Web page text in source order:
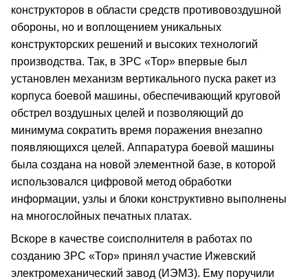
конструкторов в области средств противовоздушной
обороны, но и воплощением уникальных
конструкторских решений и высоких технологий
производства. Так, в ЗРС «Тор» впервые был
установлен механизм вертикального пуска ракет из
корпуса боевой машины, обеспечивающий круговой
обстрел воздушных целей и позволяющий до
минимума сократить время поражения внезапно
появляющихся целей. Аппаратура боевой машины
была создана на новой элементной базе, в которой
использовался цифровой метод обработки
информации, узлы и блоки конструктивно выполнены
на многослойных печатных платах.
Вскоре в качестве соисполнителя в работах по
созданию ЗРС «Тор» принял участие Ижевский
электромеханический завод (ИЭМЗ). Ему поручили